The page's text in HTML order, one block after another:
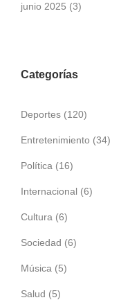
junio 2025 (3)
Categorías
Deportes (120)
Entretenimiento (34)
Política (16)
Internacional (6)
Cultura (6)
Sociedad (6)
Música (5)
Salud (5)